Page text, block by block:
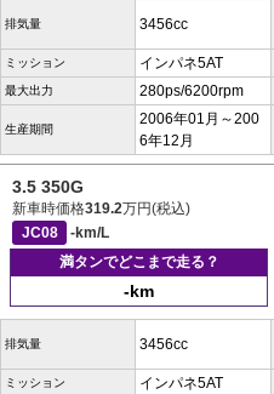
排気量 3456cc
ミッション インパネ5AT
最大出力 280ps/6200rpm
生産期間
2006年01月～200
6年12月
3.5 350G
新車時価格319.2万円(税込)
JC08
-km/L
満タンでどこまで走る？
-km
排気量 3456cc
ミッション インパネ5AT